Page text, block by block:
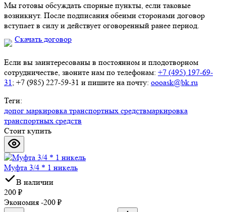
Мы готовы обсуждать спорные пункты, если таковые
возникнут. После подписания обеими сторонами договор
вступает в силу и действует оговоренный ранее период.
Скачать договор
Если вы заинтересованы в постоянном и плодотворном
сотрудничестве, звоните нам по телефонам: +7 (495) 197-69-
31; +7 (985) 227-59-31 и пишите на почту: oooask@bk.ru
Теги:
допог маркировка транспортных средствмаркировка
транспортных средств
Стоит купить
Муфта 3/4 * 1 никель
В наличии
200 ₽
Экономия -200 ₽